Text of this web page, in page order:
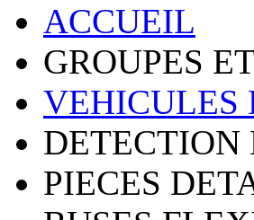
ACCUEIL
GROUPES
VEHICULES
DETECTION
PIECES